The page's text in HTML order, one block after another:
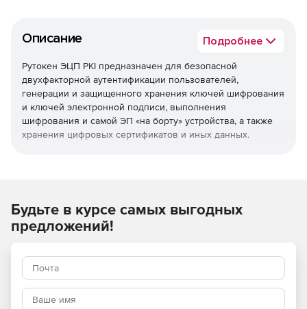
Описание Подробнее
Рутокен ЭЦП PKI предназначен для безопасной
двухфакторной аутентификации пользователей,
генерации и защищенного хранения ключей шифрования
и ключей электронной подписи, выполнения
шифрования и самой ЭП «на борту» устройства, а также
хранения цифровых сертификатов и иных данных.
электронной подписи в российских системах PKI, в
системах юридически значимого электронного
использующих технологии электронной подписи.
криптографические операции таким образом, что
Будьте в курсе самых выгодных
предложений!